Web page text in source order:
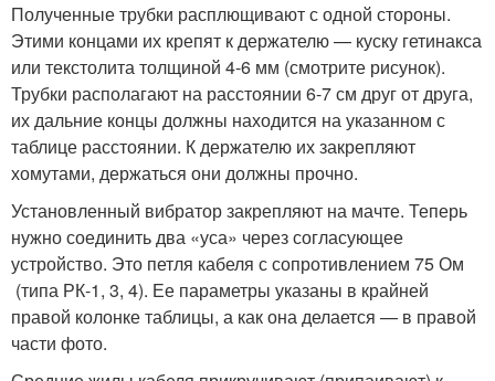
Полученные трубки расплющивают с одной стороны.
Этими концами их крепят к держателю — куску гетинакса
или текстолита толщиной 4-6 мм (смотрите рисунок).
Трубки располагают на расстоянии 6-7 см друг от друга,
их дальние концы должны находится на указанном с
таблице расстоянии. К держателю их закрепляют
хомутами, держаться они должны прочно.
Установленный вибратор закрепляют на мачте. Теперь
нужно соединить два «уса» через согласующее
устройство. Это петля кабеля с сопротивлением 75 Ом
(типа РК-1, 3, 4). Ее параметры указаны в крайней
правой колонке таблицы, а как она делается — в правой
части фото.